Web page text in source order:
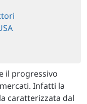
il progressivo
Infatti la
caratterizzata dal